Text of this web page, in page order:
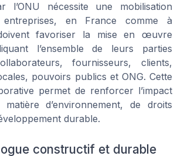
l’ONU nécessite une mobilisation
entreprises, en France comme à
doivent favoriser la mise en œuvre
l’ensemble de leurs parties
fournisseurs, clients,
pouvoirs publics et ONG. Cette
permet de renforcer l’impact
d’environnement, de droits
durable.
constructif et durable